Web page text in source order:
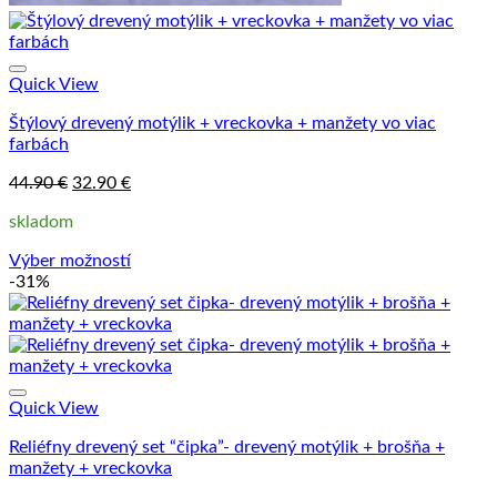
Quick View
Štýlový drevený motýlik + vreckovka + manžety vo viac
farbách
44.90€ Pôvodná
bola:
32.90 €Aktuálna
skladom
Výber možností
Tento
produkt
má
viacero
variantov.
Možnosti
si
vybrať
na
-31%
Quick View
Reliéfny drevený set “čipka”- drevený motýlik + brošňa +
manžety + vreckovka